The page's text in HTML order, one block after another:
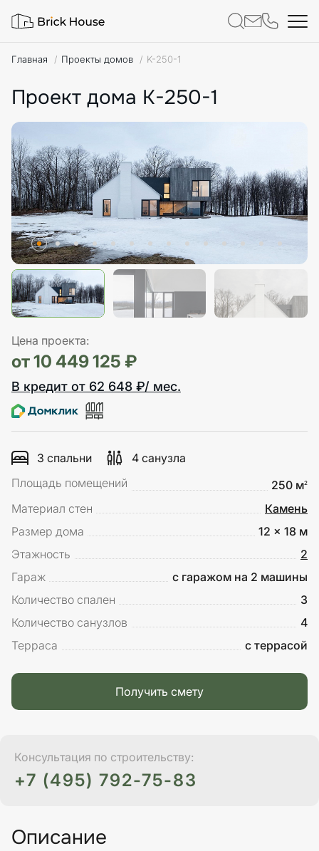
Главная Проекты домов K-250-1
Проект дома K-250-1
Цена проекта:
от 10 449 125 ₽
В кредит от 62 648 ₽/ мес.
3 спальни
4 санузла
Площадь помещений
250 м2
Материал стен
Камень
Размер дома
12 x 18 м
Этажность
2
Гараж
с гаражом на 2 машины
Количество спален
3
Количество санузлов
4
Терраса
с террасой
Получить смету
Консультация по строительству:
+7 (495) 792-75-83
Описание